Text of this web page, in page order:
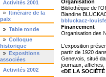
Activités 2001
» Itinéraire de la
paix
» Table ronde
» Colloque
historique
» Expositions
associées
Activités 2002
Organisation
Bibliothèque de
Blandine
bbluckacz-
Financement
Organisation des
L'exposition
partir de 1920
Genevois, situé
journaux,
«DE LA